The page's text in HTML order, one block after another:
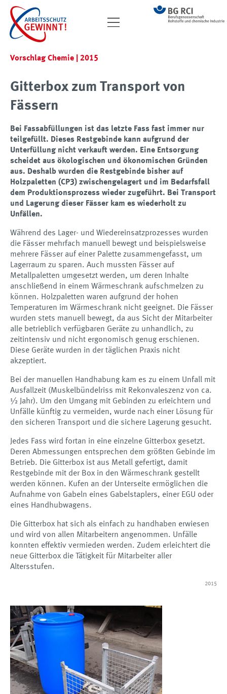
Vorschlag Chemie | 2015
Gitterbox zum Transport von
Fässern
Bei Fassabfüllungen ist das letzte Fass fast immer nur
teilgefüllt. Dieses Restgebinde kann aufgrund der
Unterfüllung nicht verkauft werden. Eine Entsorgung
scheidet aus ökologischen und ökonomischen Gründen
aus. Deshalb wurden die Restgebinde bisher auf
Holzpaletten (CP3) zwischengelagert und im Bedarfsfall
dem Produktionsprozess wieder zugeführt. Bei Transport
und Lagerung dieser Fässer kam es wiederholt zu
Unfällen.
Während des Lager- und Wiedereinsatzprozesses wurden
die Fässer mehrfach manuell bewegt und beispielsweise
mehrere Fässer auf einer Palette zusammengefasst, um
Lagerraum zu sparen. Auch mussten Fässer auf
Metallpaletten umgesetzt werden, um deren Inhalte
anschließend in einem Wärmeschrank aufschmelzen zu
können. Holzpaletten waren aufgrund der hohen
Temperaturen im Wärmeschrank nicht geeignet. Die Fässer
wurden stets manuell bewegt, da aus Sicht der Mitarbeiter
alle betrieblich verfügbaren Geräte zu unhandlich, zu
zeitintensiv und nicht ergonomisch genug erschienen.
Diese Geräte wurden in der täglichen Praxis nicht
akzeptiert.
Bei der manuellen Handhabung kam es zu einem Unfall mit
Ausfallzeit (Muskelbündelriss mit Rekonvaleszenz von ca.
½ Jahr). Um den Umgang mit Gebinden zu erleichtern und
Unfälle künftig zu vermeiden, wurde nach einer Lösung für
den sicheren Transport und die sichere Lagerung gesucht.
Jedes Fass wird fortan in eine einzelne Gitterbox gesetzt.
Deren Abmessungen entsprechen dem größten Gebinde im
Betrieb. Die Gitterbox ist aus Metall gefertigt, damit
Restgebinde mit der Box in den Wärmeschrank gestellt
werden können. Kufen an der Unterseite ermöglichen die
Aufnahme von Gabeln eines Gabelstaplers, einer EGU oder
eines Handhubwagens.
Die Gitterbox hat sich als einfach zu handhaben erwiesen
und wird von allen Mitarbeitern angenommen. Unfälle
konnten effektiv vermieden werden. Zudem erleichtert die
neue Gitterbox die Tätigkeit für Mitarbeiter aller
Altersstufen.
2015